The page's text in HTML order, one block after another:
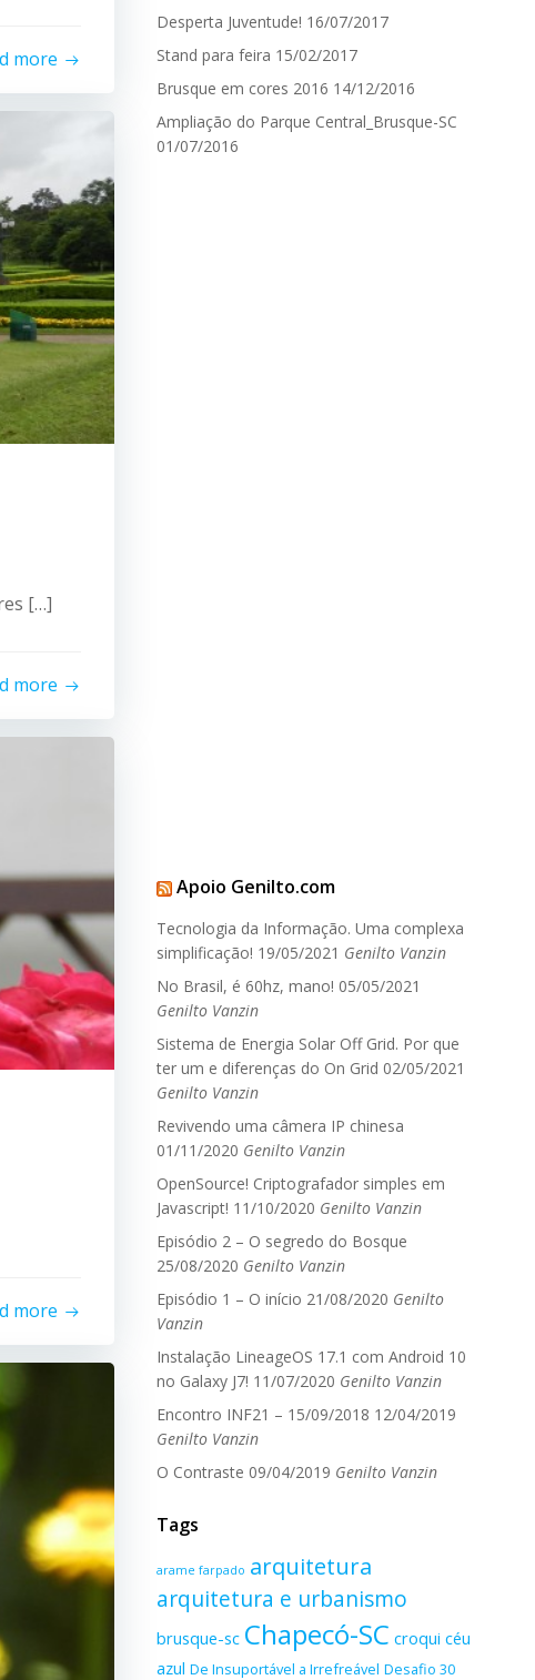
more
[…]
more
more
Desperta Juventude! 16/07/2017
Stand para feira 15/02/2017
Brusque em cores 2016 14/12/2016
Ampliação do Parque Central_Brusque-SC
01/07/2016
Apoio Genilto.com
Tecnologia da Informação. Uma complexa
simplificação! 19/05/2021 Genilto Vanzin
No Brasil, é 60hz, mano! 05/05/2021
Genilto Vanzin
Sistema de Energia Solar Off Grid. Por que
ter um e diferenças do On Grid 02/05/2021
Genilto Vanzin
Revivendo uma câmera IP chinesa
01/11/2020 Genilto Vanzin
OpenSource! Criptografador simples em
Javascript! 11/10/2020 Genilto Vanzin
Episódio 2 – O segredo do Bosque
25/08/2020 Genilto Vanzin
Episódio 1 – O início 21/08/2020 Genilto
Vanzin
Instalação LineageOS 17.1 com Android 10
no Galaxy J7! 11/07/2020 Genilto Vanzin
Encontro INF21 – 15/09/2018 12/04/2019
Genilto Vanzin
O Contraste 09/04/2019 Genilto Vanzin
Tags
arame farpado arquitetura
arquitetura e urbanismo
brusque-sc Chapecó-SC croqui céu
azul De Insuportável a Irrefreável Desafio 30